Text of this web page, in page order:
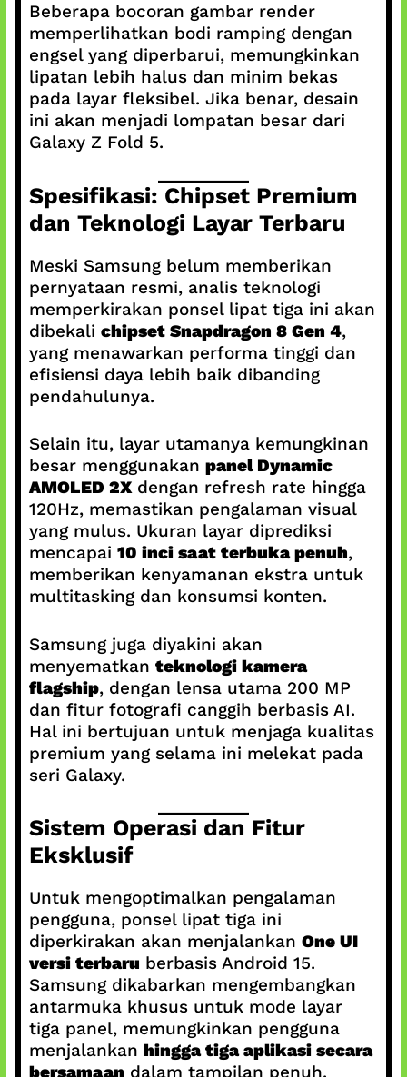
Beberapa bocoran gambar render
memperlihatkan bodi ramping dengan
engsel yang diperbarui, memungkinkan
lipatan lebih halus dan minim bekas
pada layar fleksibel. Jika benar, desain
ini akan menjadi lompatan besar dari
Galaxy Z Fold 5.
Spesifikasi: Chipset Premium
dan Teknologi Layar Terbaru
Meski Samsung belum memberikan
pernyataan resmi, analis teknologi
memperkirakan ponsel lipat tiga ini akan
dibekali chipset Snapdragon 8 Gen 4,
yang menawarkan performa tinggi dan
efisiensi daya lebih baik dibanding
pendahulunya.
Selain itu, layar utamanya kemungkinan
besar menggunakan panel Dynamic
AMOLED 2Xdengan refresh rate hingga
120Hz, memastikan pengalaman visual
yang mulus. Ukuran layar diprediksi
mencapai 10 inci saat terbuka penuh,
memberikan kenyamanan ekstra untuk
multitasking dan konsumsi konten.
Samsung juga diyakini akan
menyematkan teknologi kamera
flagship, dengan lensa utama 200 MP
dan fitur fotografi canggih berbasis AI.
Hal ini bertujuan untuk menjaga kualitas
premium yang selama ini melekat pada
seri Galaxy.
Sistem Operasi dan Fitur
Eksklusif
Untuk mengoptimalkan pengalaman
pengguna, ponsel lipat tiga ini
diperkirakan akan menjalankan One UI
versi terbaru berbasis Android 15.
Samsung dikabarkan mengembangkan
antarmuka khusus untuk mode layar
tiga panel, memungkinkan pengguna
menjalankan hingga tiga aplikasi secara
bersamaan dalam tampilan penuh.